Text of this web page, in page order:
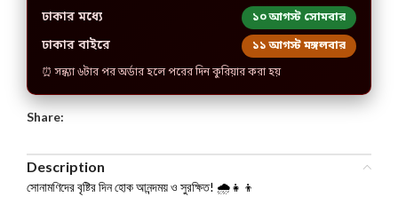
ঢাকার মধ্যে ১০ আগস্ট সোমবার
ঢাকার বাইরে ১১ আগস্ট মঙ্গলবার
⏰ সন্ধ্যা ৬টার পর অর্ডার হলে পরের দিন কুরিয়ার করা হয়
Share:
Description
সোনামণিদের বৃষ্টির দিন হোক আনন্দময় ও সুরক্ষিত! 🌧️👧👦